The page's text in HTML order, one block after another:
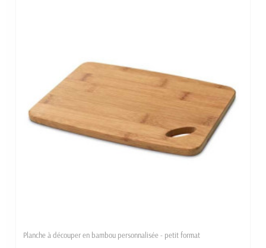
Planche à découper en bambou personnalisée - petit format